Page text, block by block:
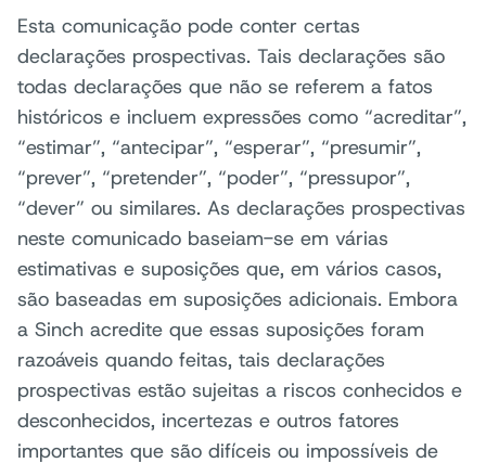
Esta comunicação pode conter certas
declarações prospectivas. Tais declarações são
todas declarações que não se referem a fatos
históricos e incluem expressões como “acreditar”,
“estimar”, “antecipar”, “esperar”, “presumir”,
“prever”, “pretender”, “poder”, “pressupor”,
“dever” ou similares. As declarações prospectivas
neste comunicado baseiam-se em várias
estimativas e suposições que, em vários casos,
são baseadas em suposições adicionais. Embora
a Sinch acredite que essas suposições foram
razoáveis quando feitas, tais declarações
prospectivas estão sujeitas a riscos conhecidos e
desconhecidos, incertezas e outros fatores
importantes que são difíceis ou impossíveis de